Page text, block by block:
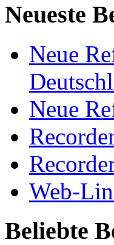
Neueste
Neue
Neue
Web-
Beliebte